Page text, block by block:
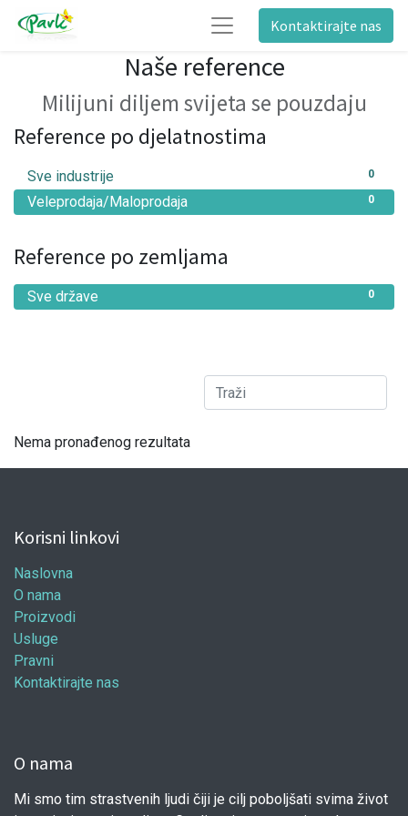
Kontaktirajte nas
Naše reference
Milijuni diljem svijeta se pouzdaju
Reference po djelatnostima
0
Sve industrije
0
Veleprodaja/Maloprodaja
Reference po zemljama
0
Sve države
Nema pronađenog rezultata
Korisni linkovi
Naslovna
O nama
Proizvodi
Usluge
Pravni
Kontaktirajte nas
O nama
Mi smo tim strastvenih ljudi čiji je cilj poboljšati svima život